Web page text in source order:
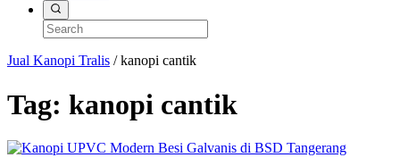
Jual Kanopi Tralis / kanopi cantik
Tag: kanopi cantik